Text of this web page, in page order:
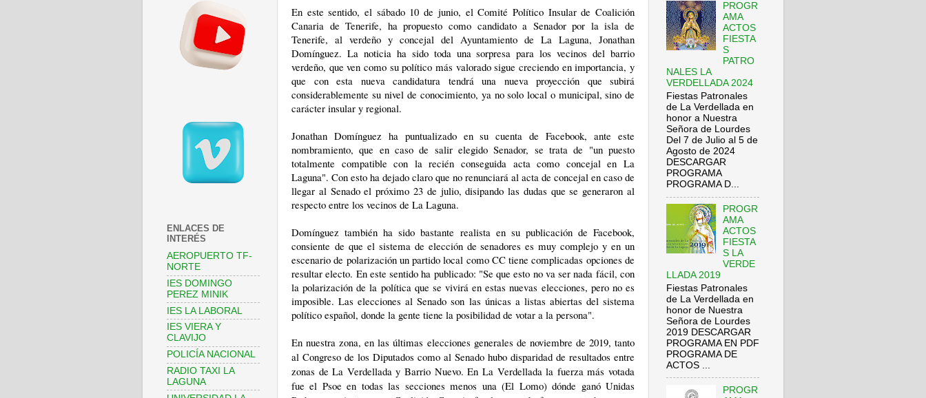
En este sentido, el sábado 10 de junio, el Comité Político Insular de Coalición
Canaria de Tenerife, ha propuesto como candidato a Senador por la isla de
Tenerife, al verdeño y concejal del Ayuntamiento de La Laguna, Jonathan
Domínguez. La noticia ha sido toda una sorpresa para los vecinos del barrio
verdeño, que ven como su político más valorado sigue creciendo en importancia, y
que con esta nueva candidatura tendrá una nueva proyección que subirá
considerablemente su nivel de conocimiento, ya no solo local o municipal, sino de
carácter insular y regional.
Jonathan Domínguez ha puntualizado en su cuenta de Facebook, ante este
nombramiento, que en caso de salir elegido Senador, se trata de "un puesto
totalmente compatible con la recién conseguida acta como concejal en La
Laguna". Con esto ha dejado claro que no renunciará al acta de concejal en caso de
llegar al Senado el próximo 23 de julio, disipando las dudas que se generaron al
respecto entre los vecinos de La Laguna.
Domínguez también ha sido bastante realista en su publicación de Facebook,
consiente de que el sistema de elección de senadores es muy complejo y en un
escenario de polarización un partido local como CC tiene complicadas opciones de
resultar electo. En este sentido ha publicado: "Se que esto no va ser nada fácil, con
la polarización de la política que se vivirá en estas nuevas elecciones, pero no es
imposible. Las elecciones al Senado son las únicas a listas abiertas del sistema
político español, donde la gente tiene la posibilidad de votar a la persona".
En nuestra zona, en las últimas elecciones generales de noviembre de 2019, tanto
al Congreso de los Diputados como al Senado hubo disparidad de resultados entre
zonas de La Verdellada y Barrio Nuevo. En La Verdellada la fuerza más votada
fue el Psoe en todas las secciones menos una (El Lomo) dónde ganó Unidas
ENLACES DE
INTERÉS
AEROPUERTO TF-
NORTE
IES DOMINGO
PEREZ MINIK
IES LA LABORAL
IES VIERA Y
CLAVIJO
POLICÍA NACIONAL
RADIO TAXI LA
LAGUNA
PROGR
AMA
ACTOS
FIESTA
S
PATRO
NALES LA
VERDELLADA 2024
Fiestas Patronales
de La Verdellada en
honor a Nuestra
Señora de Lourdes
Del 7 de Julio al 5 de
Agosto de 2024
DESCARGAR
PROGRAMA
PROGRAMA D...
PROGR
AMA
ACTOS
FIESTA
S LA
VERDE
LLADA 2019
Fiestas Patronales
de La Verdellada en
honor de Nuestra
Señora de Lourdes
2019 DESCARGAR
PROGRAMA EN PDF
PROGRAMA DE
ACTOS ...
PROGR